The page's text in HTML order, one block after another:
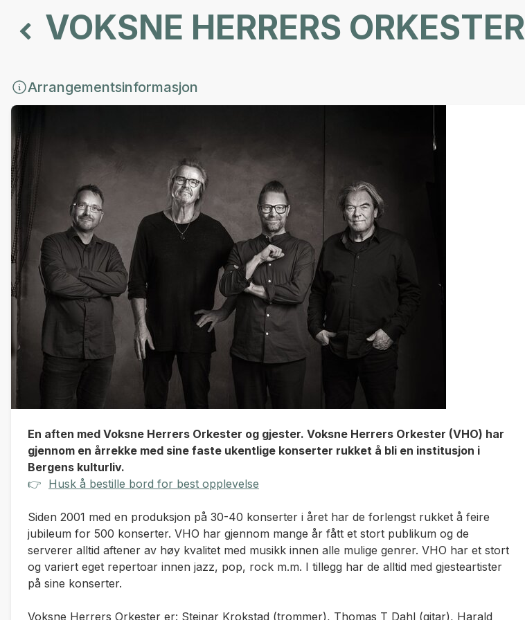
VOKSNE HERRERS ORKESTER
Arrangementsinformasjon
En aften med Voksne Herrers Orkester og gjester. Voksne Herrers Orkester (VHO) har
gjennom en årrekke med sine faste ukentlige konserter rukket å bli en institusjon i
Bergens kulturliv.
👉 Husk å bestille bord for best opplevelse
Siden 2001 med en produksjon på 30-40 konserter i året har de forlengst rukket å feire
jubileum for 500 konserter. VHO har gjennom mange år fått et stort publikum og de
serverer alltid aftener av høy kvalitet med musikk innen alle mulige genrer. VHO har et stort
og variert eget repertoar innen jazz, pop, rock m.m. I tillegg har de alltid med gjesteartister
på sine konserter.
Voksne Herrers Orkester er: Steinar Krokstad (trommer), Thomas T Dahl (gitar), Harald